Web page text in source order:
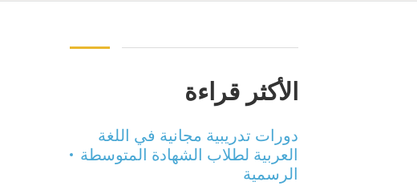
الأكثر قراءة
دورات تدريبية مجانية في اللغة
العربية لطلاب الشهادة المتوسطة
الرسمية